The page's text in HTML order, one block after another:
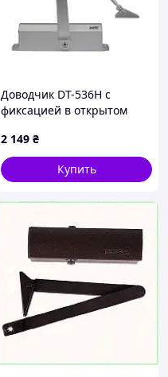
Доводчик DT-536H с
фиксацией в открытом
248x45x72, серебро
2 149 ₴
Купить